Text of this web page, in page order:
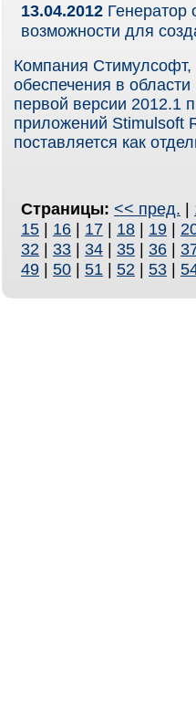
13.04.2012 Генератор
возможности для
Компания Стимулсофт,
обеспечения в
первой версии 2012.1
приложений Stimulsoft
поставляется как
Страницы: << пред. |
15 | 16 | 17 | 18 | 19 |
32 | 33 | 34 | 35 | 36 |
49 | 50 | 51 | 52 | 53 |